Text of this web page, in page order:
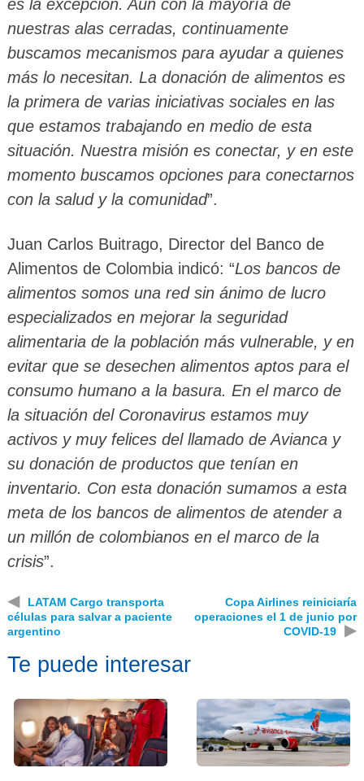
es la excepción. Aun con la mayoría de
nuestras alas cerradas, continuamente
buscamos mecanismos para ayudar a quienes
más lo necesitan. La donación de alimentos es
la primera de varias iniciativas sociales en las
que estamos trabajando en medio de esta
situación. Nuestra misión es conectar, y en este
momento buscamos opciones para conectarnos
con la salud y la comunidad”.
Juan Carlos Buitrago, Director del Banco de
Alimentos de Colombia indicó: “Los bancos de
alimentos somos una red sin ánimo de lucro
especializados en mejorar la seguridad
alimentaria de la población más vulnerable, y en
evitar que se desechen alimentos aptos para el
consumo humano a la basura. En el marco de
la situación del Coronavirus estamos muy
activos y muy felices del llamado de Avianca y
su donación de productos que tenían en
inventario. Con esta donación sumamos a esta
meta de los bancos de alimentos de atender a
un millón de colombianos en el marco de la
crisis”.
◀
LATAM Cargo transporta
células para salvar a paciente
argentino
Copa Airlines reiniciaría
operaciones el 1 de junio por
COVID-19
▶
Te puede interesar